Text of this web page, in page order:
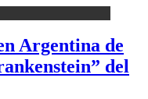
Argentina de
del